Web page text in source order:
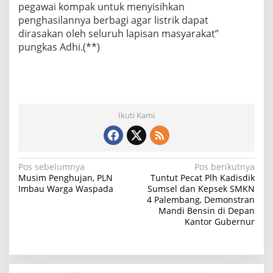
pegawai kompak untuk menyisihkan
penghasilannya berbagi agar listrik dapat
dirasakan oleh seluruh lapisan masyarakat”
pungkas Adhi.(**)
Ikuti Kami
N
a
a
Pos sebelumnya
Musim Penghujan, PLN
Imbau Warga Waspada
Pos berikutnya
Tuntut Pecat Plh Kadisdik
Sumsel dan Kepsek SMKN
4 Palembang, Demonstran
Mandi Bensin di Depan
Kantor Gubernur